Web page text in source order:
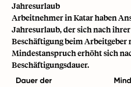
Jahresurlaub
Arbeitnehmer in Katar haben
Jahresurlaub, der sich nach
Beschäftigung beim Arbeitgeber
Mindestanspruch erhöht sich
Beschäftigungsdauer.
Dauer der